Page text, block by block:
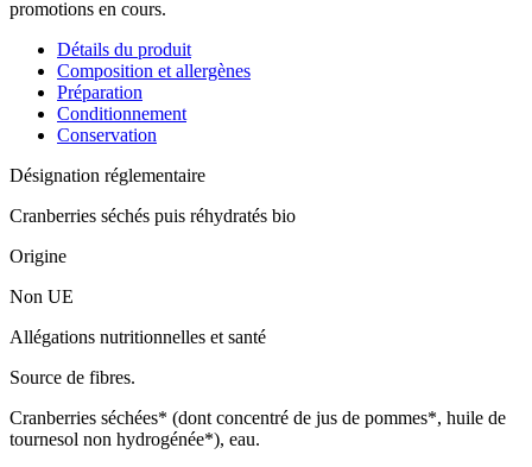
promotions en cours.
Détails du produit
Composition et allergènes
Préparation
Conditionnement
Conservation
Désignation réglementaire
Cranberries séchés puis réhydratés bio
Origine
Non UE
Allégations nutritionnelles et santé
Source de fibres.
Cranberries séchées* (dont concentré de jus de pommes*, huile de
tournesol non hydrogénée*), eau.